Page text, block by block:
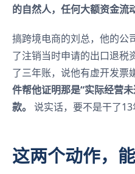
的自然人，任何大额资金流
搞跨境电商的刘总，他的公
了注销当时申请的出口退税
了三年账，说他有虚开发票
件帮他证明那是“实际经营
款。 说实话，要不是干了13
这两个动作，